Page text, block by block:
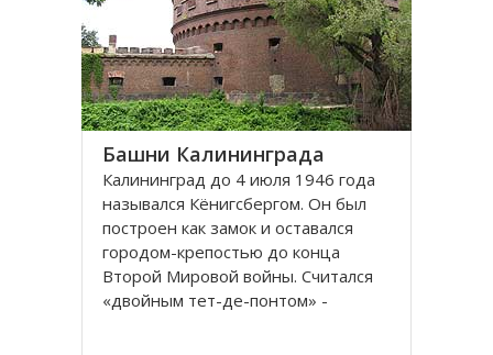
представлены прекрасные
Башни Калининграда
Калининград до 4 июля 1946 года
назывался Кёнигсбергом. Он был
построен как замок и оставался
городом-крепостью до конца
Второй Мировой войны. Считался
«двойным тет-де-понтом» -